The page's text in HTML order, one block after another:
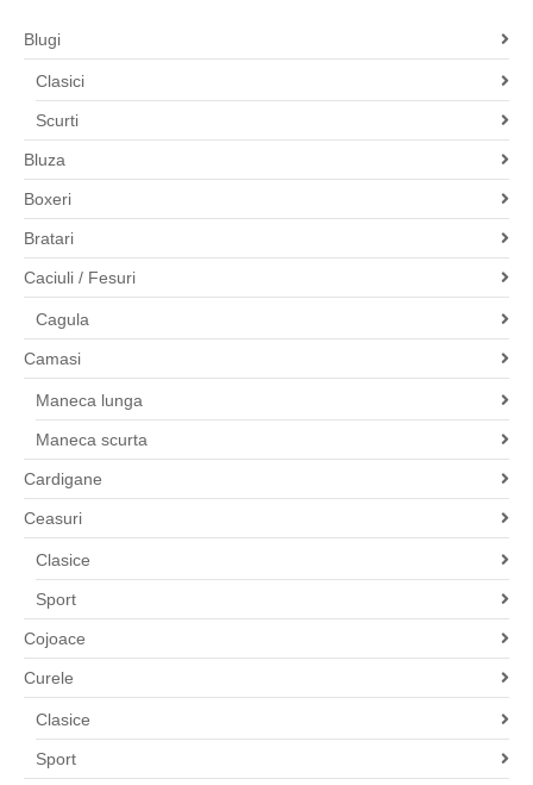
Blugi
Clasici
Scurti
Bluza
Boxeri
Bratari
Caciuli / Fesuri
Cagula
Camasi
Maneca lunga
Maneca scurta
Cardigane
Ceasuri
Clasice
Sport
Cojoace
Curele
Clasice
Sport